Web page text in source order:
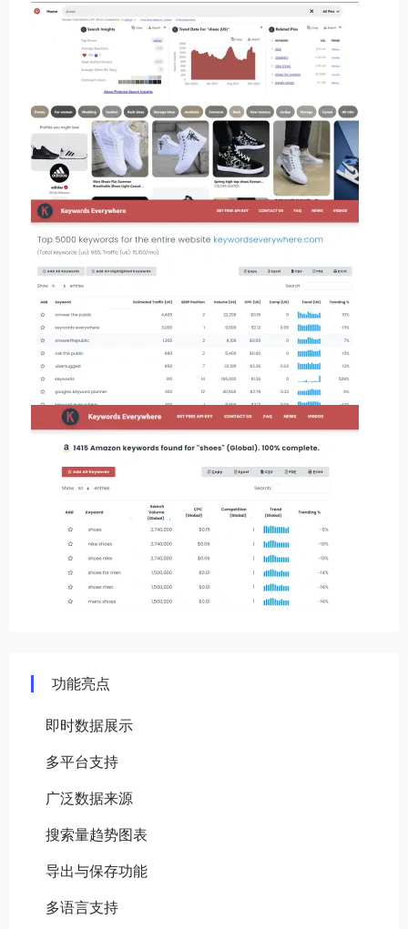
功能亮点
即时数据展示
多平台支持
广泛数据来源
搜索量趋势图表
导出与保存功能
多语言支持